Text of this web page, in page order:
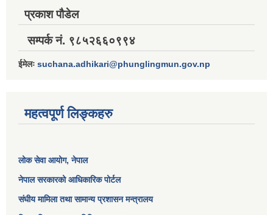
प्रकाश पौडेल
सम्पर्क नं. ९८५२६६०९९४
ईमेलः suchana.adhikari@phunglingmun.gov.np
महत्वपूर्ण लिङ्कहरु
लोक सेवा आयोग, नेपाल
नेपाल सरकारको आधिकारिक पोर्टल
संघीय मामिला तथा सामान्य प्रशासन मन्त्रालय